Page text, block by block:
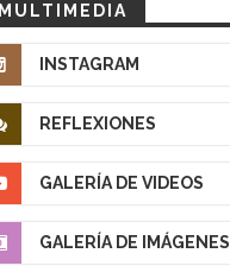
MULTIMEDIA
INSTAGRAM
REFLEXIONES
GALERÍA DE VIDEOS
GALERÍA DE IMÁGENES